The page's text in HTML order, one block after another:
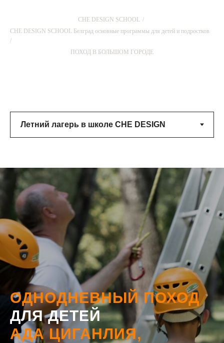
CHE DESIGN SCHOOL /
CHE DESIGN SCHOOL Белград основные программы для детей и подростков
/
ПОХОД В БОЛЬШОМ ГОРОДЕ
ОДНОДНЕВНЫЙ ПОХОД
ДЛЯ ДЕТЕЙ
АДА ЦИГАНЛИЯ,